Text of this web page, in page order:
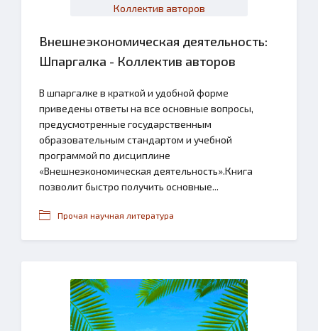
Внешнеэкономическая деятельность:
Шпаргалка - Коллектив авторов
В шпаргалке в краткой и удобной форме
приведены ответы на все основные вопросы,
предусмотренные государственным
образовательным стандартом и учебной
программой по дисциплине
«Внешнеэкономическая деятельность».Книга
позволит быстро получить основные...
Прочая научная литература